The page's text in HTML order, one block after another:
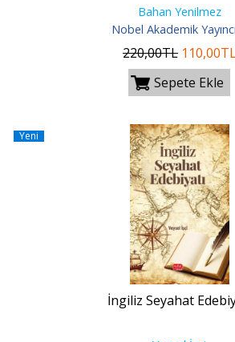
Bahan Yenilmez
Nobel Akademik
220,00TL 110,00
Sepete Ekle
Yeni
İngiliz Seyahat